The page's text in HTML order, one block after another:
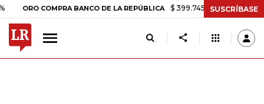
COMPRA BANCO DE LA REPÚBLICA $ 399.745,16 +$ 2.295,71 +0,58%
SUSCRÍBASE